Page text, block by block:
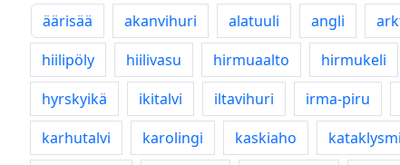
äärisää akanvihuri alatuuli angli
hiilipöly
hiilivasu hirmuaalto hirmukeli
hyrskyikä
ikitalvi iltavihuri irma-piru
karhutalvi
karolingi kaskiaho kataklysmi